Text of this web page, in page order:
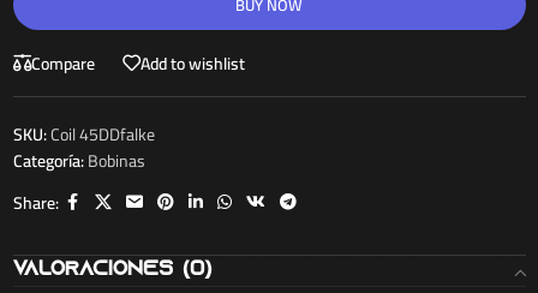
Compare Add to wishlist
SKU:Coil 45DDfalke
Categoría:Bobinas
Share:
Valoraciones (0)